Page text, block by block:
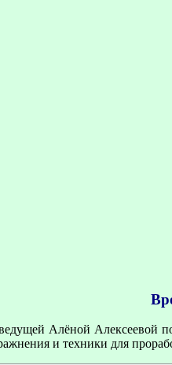
Алёной Алексеевой
и техники для